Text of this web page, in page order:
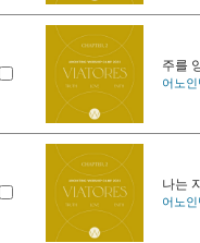
주를
어노
나는
어노